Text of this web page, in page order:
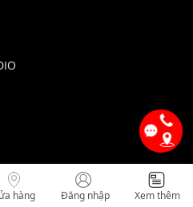
hàng Đăng nhập Xem thêm